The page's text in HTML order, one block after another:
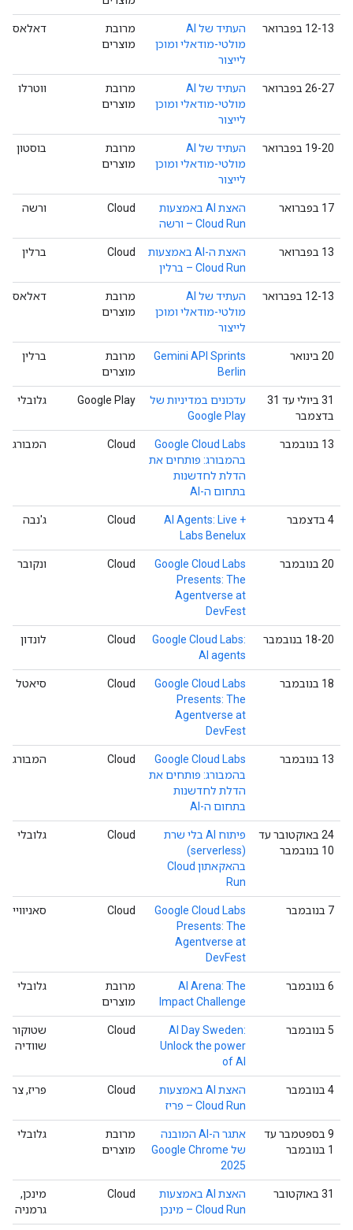
‫12-13 בפברואר
העתיד של AI
מולטי-מודאלי ומוכן
לייצור
מרובת
מוצרים
דאלאס
‫26-27 בפברואר
העתיד של AI
מולטי-מודאלי ומוכן
לייצור
מרובת
מוצרים
ווטרלו
‫19-20 בפברואר
העתיד של AI
מולטי-מודאלי ומוכן
לייצור
מרובת
מוצרים
בוסטון
‫17 בפברואר
האצת AI באמצעות
Cloud Run – ורשה
Cloud ורשה
‫13 בפברואר
האצת ה-AI באמצעות
Cloud Run – ברלין
Cloud ברלין
‫12-13 בפברואר
העתיד של AI
מולטי-מודאלי ומוכן
לייצור
מרובת
מוצרים
דאלאס
‫20 בינואר
Gemini API Sprints
Berlin
מרובת
מוצרים
ברלין
‫31 ביולי עד 31
בדצמבר
עדכונים במדיניות של
Google Play
Google Play גלובלי
‫13 בנובמבר
Google Cloud Labs
בהמבורג: פותחים את
הדלת לחדשנות
בתחום ה-AI
Cloud המבורג
‫4 בדצמבר
AI Agents: Live +
Labs Benelux
Cloud ג'נבה
‫20 בנובמבר
Google Cloud Labs
Presents: The
Agentverse at
DevFest
Cloud ונקובר
‫18-20 בנובמבר
Google Cloud Labs:
AI agents
Cloud לונדון
‫18 בנובמבר
Google Cloud Labs
Presents: The
Agentverse at
DevFest
Cloud סיאטל
‫13 בנובמבר
Google Cloud Labs
בהמבורג: פותחים את
הדלת לחדשנות
בתחום ה-AI
Cloud המבורג
‫24 באוקטובר עד
10 בנובמבר
פיתוח AI בלי שרת
(serverless)
בהאקאתון Cloud
Run
Cloud גלובלי
‫7 בנובמבר
Google Cloud Labs
Presents: The
Agentverse at
DevFest
Cloud סאניווייל
‫6 בנובמבר
AI Arena: The
Impact Challenge
מרובת
מוצרים
גלובלי
‫5 בנובמבר
AI Day Sweden:
Unlock the power
of AI
Cloud
שוודיה
‫4 בנובמבר
האצת AI באמצעות
Cloud Run – פריז
Cloud פריז,
‫9 בספטמבר עד
1 בנובמבר
אתגר ה-AI המובנה
2025
מרובת
מוצרים
גלובלי
‫31 באוקטובר
האצת AI באמצעות
Cloud Run – מינכן
Cloud
מינכן,
גרמניה